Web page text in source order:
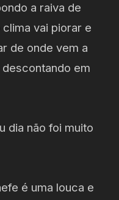
a raiva de
vai piorar e
de onde vem a
em
dia não foi muito
é uma louca e